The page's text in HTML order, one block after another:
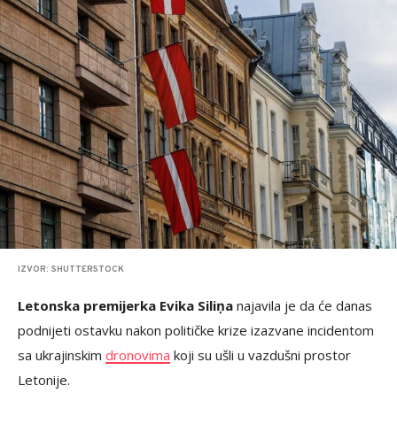
IZVOR: SHUTTERSTOCK
Letonska premijerka Evika Siliņa najavila je da će danas
podnijeti ostavku nakon političke krize izazvane incidentom
sa ukrajinskim dronovima koji su ušli u vazdušni prostor
Letonije.